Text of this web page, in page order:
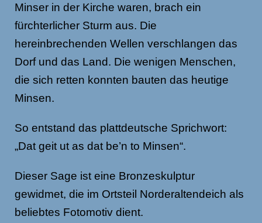
Minser in der Kirche waren, brach ein
fürchterlicher Sturm aus. Die
hereinbrechenden Wellen verschlangen das
Dorf und das Land. Die wenigen Menschen,
die sich retten konnten bauten das heutige
Minsen.
So entstand das plattdeutsche Sprichwort:
„Dat geit ut as dat be’n to Minsen“.
Dieser Sage ist eine Bronzeskulptur
gewidmet, die im Ortsteil Norderaltendeich als
beliebtes Fotomotiv dient.